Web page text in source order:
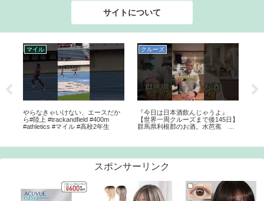
サイトについて
マイル
やらなきゃいけない、エースだか
ら#陸上 #trackandfield #400m
#athletics #マイル #高校2年生
クルーズ
『今日は日本酒飲んじゃうよ』
【世界一周クルーズまで後145日】
群馬県利根郡のお酒。水芭蕉 純
り美味しいです🍶#日本酒 #世界一
スポンサーリンク